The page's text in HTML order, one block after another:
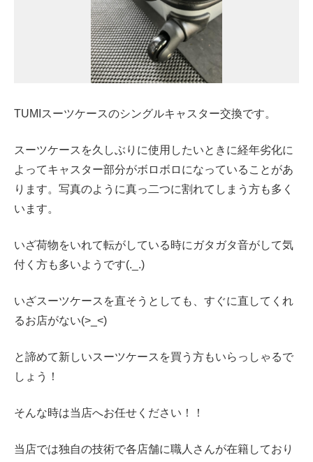
TUMIスーツケースのシングルキャスター交換です。
スーツケースを久しぶりに使用したいときに経年劣化に
よってキャスター部分がボロボロになっていることがあ
ります。写真のように真っ二つに割れてしまう方も多く
います。
いざ荷物をいれて転がしている時にガタガタ音がして気
付く方も多いようです(._.)
いざスーツケースを直そうとしても、すぐに直してくれ
るお店がない(>_<)
と諦めて新しいスーツケースを買う方もいらっしゃるで
しょう！
そんな時は当店へお任せください！！
当店では独自の技術で各店舗に職人さんが在籍しており